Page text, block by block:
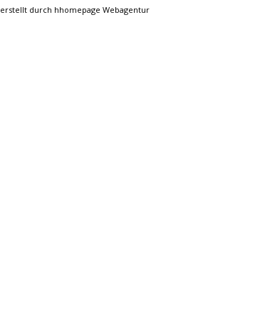
erstellt durch hhomepage Webagentur